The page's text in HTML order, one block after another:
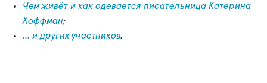
Чем живёт и как одевается писательница Катерина
Хоффман;
... и других участников.